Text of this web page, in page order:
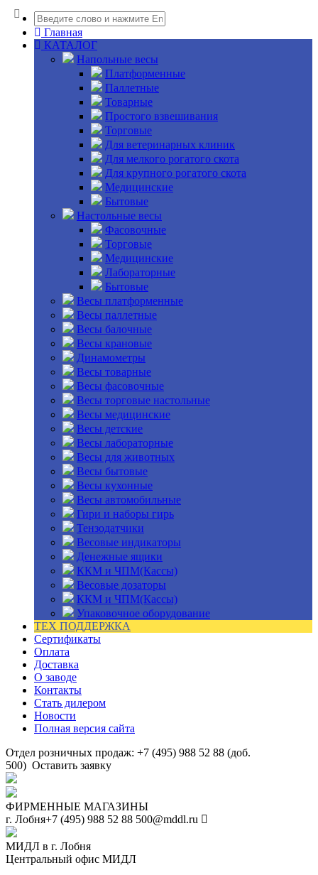
Главная
КАТАЛОГ
Напольные весы
Платформенные
Паллетные
Товарные
Простого взвешивания
Торговые
Для ветеринарных клиник
Для мелкого рогатого скота
Для крупного рогатого скота
Медицинские
Бытовые
Настольные весы
Фасовочные
Торговые
Медицинские
Лабораторные
Бытовые
Весы платформенные
Весы паллетные
Весы балочные
Весы крановые
Динамометры
Весы товарные
Весы фасовочные
Весы торговые настольные
Весы медицинские
Весы детские
Весы лабораторные
Весы для животных
Весы бытовые
Весы кухонные
Весы автомобильные
Гири и наборы гирь
Тензодатчики
Весовые индикаторы
Денежные ящики
ККМ и ЧПМ(Кассы)
Весовые дозаторы
ККМ и ЧПМ(Кассы)
Упаковочное оборудование
ТЕХ ПОДДЕРЖКА
Сертификаты
Оплата
Доставка
О заводе
Контакты
Стать дилером
Новости
Полная версия сайта
Отдел розничных продаж: +7 (495) 988 52 88 (доб.
500) Оставить заявку
ФИРМЕННЫЕ МАГАЗИНЫ
г. Лобня+7 (495) 988 52 88 500@mddl.ru
МИДЛ в г. Лобня
Центральный офис МИДЛ